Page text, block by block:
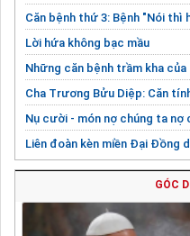
Căn bệnh thứ 3: Bệnh "Nói thì
Lời hứa không bạc mầu
Những căn bệnh trầm kha
Cha Trương Bửu Diệp: Căn
Nụ cười - món nợ chúng ta nợ
Liên đoàn kèn miền Đại Đồng
Dấu ấn đẹp nơi hội kèn phục
GÓC